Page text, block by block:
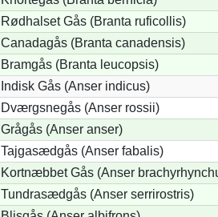
Rødhalset Gås (Branta ruficollis)
Canadagås (Branta canadensis)
Bramgås (Branta leucopsis)
Indisk Gås (Anser indicus)
Dværgsnegås (Anser rossii)
Grågås (Anser anser)
Tajgasædgås (Anser fabalis)
Kortnæbbet Gås (Anser
Tundrasædgås (Anser serrirostris)